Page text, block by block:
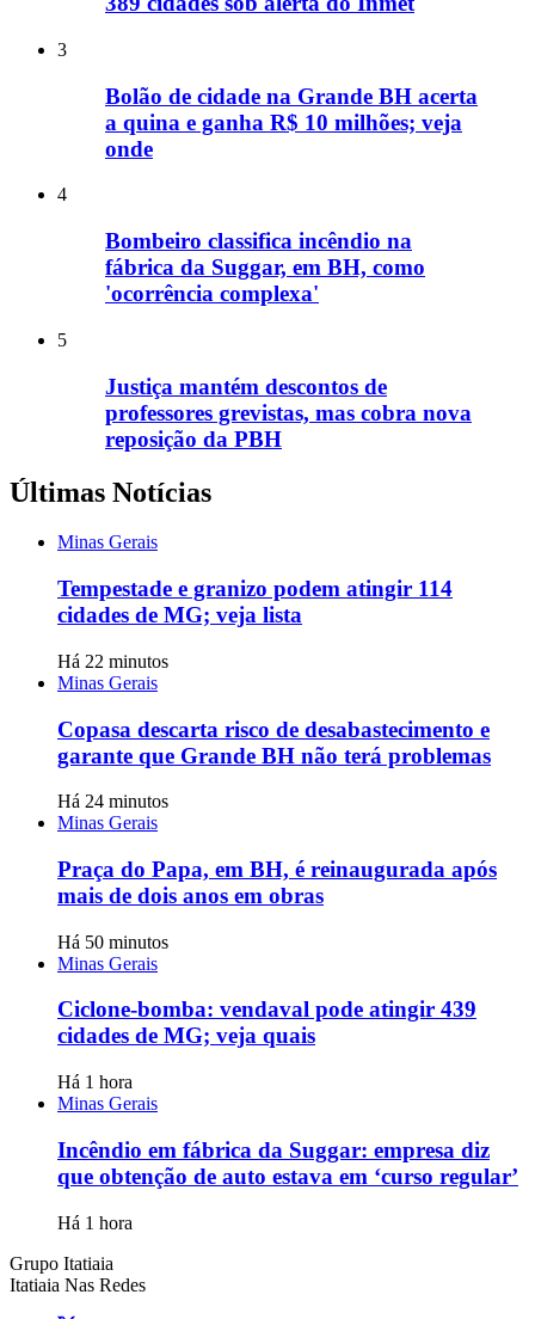
3
Bolão de cidade na Grande BH acerta
a quina e ganha R$ 10 milhões; veja
onde
4
Bombeiro classifica incêndio na
fábrica da Suggar, em BH, como
'ocorrência complexa'
5
Justiça mantém descontos de
professores grevistas, mas cobra nova
reposição da PBH
Últimas Notícias
Minas Gerais
Tempestade e granizo podem atingir 114
cidades de MG; veja lista
Há 22 minutos
Minas Gerais
Copasa descarta risco de desabastecimento e
garante que Grande BH não terá problemas
Há 24 minutos
Minas Gerais
Praça do Papa, em BH, é reinaugurada após
mais de dois anos em obras
Há 50 minutos
Minas Gerais
Ciclone-bomba: vendaval pode atingir 439
cidades de MG; veja quais
Há 1 hora
Minas Gerais
Incêndio em fábrica da Suggar: empresa diz
que obtenção de auto estava em ‘curso regular’
Há 1 hora
Grupo Itatiaia
Itatiaia Nas Redes